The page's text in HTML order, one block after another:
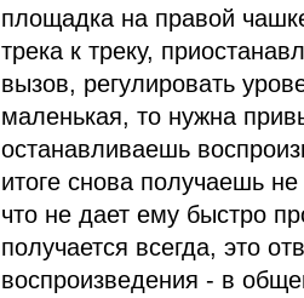
площадка на правой
трека к треку,
вызов, регулировать
маленькая, то нужна
останавливаешь
итоге снова получаешь
что не дает ему быстро
получается всегда, это
воспроизведения - в